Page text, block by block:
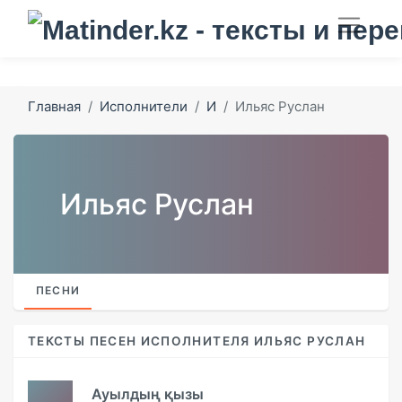
Главная Исполнители И Ильяс Руслан
Ильяс Руслан
ПЕСНИ
ТЕКСТЫ ПЕСЕН ИСПОЛНИТЕЛЯ ИЛЬЯС РУСЛАН
Ауылдың қызы